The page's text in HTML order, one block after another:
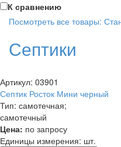
К сравнению
Посмотреть все товары:
Септики
Артикул: 03901
Септик Росток Мини черный
Тип: самотечная;
самотечный
Цена: по запросу
Единицы измерения: шт.